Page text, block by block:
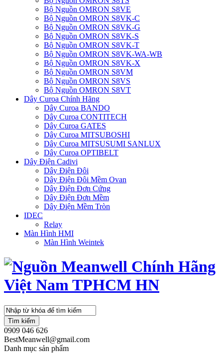
Bộ Nguồn OMRON S8VE
Bộ Nguồn OMRON S8VK-C
Bộ Nguồn OMRON S8VK-G
Bộ Nguồn OMRON S8VK-S
Bộ Nguồn OMRON S8VK-T
Bộ Nguồn OMRON S8VK-WA-WB
Bộ Nguồn OMRON S8VK-X
Bộ Nguồn OMRON S8VM
Bộ Nguồn OMRON S8VS
Bộ Nguồn OMRON S8VT
Dây Curoa Chính Hãng
Dây Curoa BANDO
Dây Curoa CONTITECH
Dây Curoa GATES
Dây Curoa MITSUBOSHI
Dây Curoa MITSUSUMI SANLUX
Dây Curoa OPTIBELT
Dây Điện Cadivi
Dây Điện Đôi
Dây Điện Đôi Mềm Ovan
Dây Điện Đơn Cứng
Dây Điện Đơn Mềm
Dây Điện Mềm Tròn
IDEC
Relay
Màn Hình HMI
Màn Hình Weintek
Tìm kiếm
0909 046 626
BestMeanwell@gmail.com
Danh mục sản phẩm